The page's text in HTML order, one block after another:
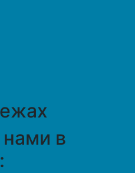
нами в